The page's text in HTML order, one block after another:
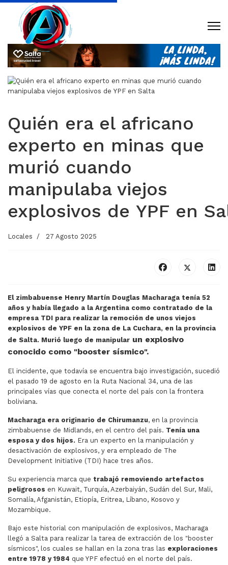
Quién era el africano
experto en minas que
murió cuando
manipulaba viejos
explosivos de YPF en
Locales 27 Agosto 2025
El zimbabuense Henry Martín Douglas Macharaga tenía 52
años y había llegado a la Argentina como contratado de la
empresa TDI para realizar la remoción de unos viejos
explosivos de YPF en la zona de La Cuchara, en la provincia
de Salta. Murió luego de manipular un explosivo
conocido como "booster sísmico".
El incidente, que todavía se encuentra bajo investigación, sucedió
el pasado 19 de agosto en la Ruta Nacional 34, una de las
principales vías que conecta el norte del país con la frontera
boliviana.
Macharaga era originario de Chirumanzu, en la provincia
zimbabuense de Midlands, en el centro del país. Tenía una
esposa y dos hijos. Era un experto en la manipulación y
desactivación de explosivos, y era empleado de The
Development Initiative (TDI) hace tres años.
Su experiencia marca que trabajó removiendo artefactos
peligrosos en Kuwait, Turquía, Azerbaiyán, Sudán del Sur, Mali,
Somalía, Afganistán, Etiopía, Eritrea, Líbano, Kosovo y
Mozambique.
Bajo este historial con manipulación de explosivos, Macharaga
llegó a Salta para realizar la tarea de extracción de los "booster
sísmicos", los cuales se hallan en la zona tras las exploraciones
entre 1978 y 1984 que YPF efectuó en el norte del país.